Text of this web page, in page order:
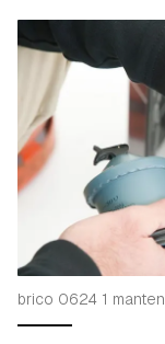
brico 0624 1